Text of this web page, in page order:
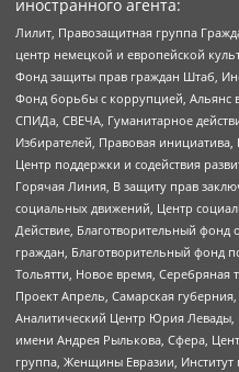
иностранного агента:
Лилит, Правозащитная группа
центр немецкой и европейской
Фонд защиты прав граждан Штаб,
Фонд борьбы с коррупцией,
СПИДа, СВЕЧА, Гуманитарное
Избирателей, Правовая
Центр поддержки и содействия
Горячая Линия, В защиту прав
социальных движений, Центр
Действие, Благотворительный
граждан, Благотворительный
Тольятти, Новое время, Серебряная
Проект Апрель, Самарская
Аналитический Центр Юрия Левады,
имени Андрея Рылькова, Сфера,
группа, Женщины Евразии, Институт